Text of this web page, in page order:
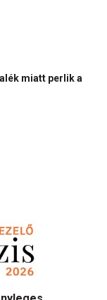
miatt perlik a